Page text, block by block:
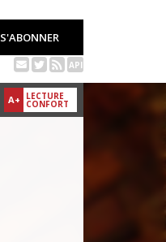
S'ABONNER
API
A+ LECTURE
CONFORT